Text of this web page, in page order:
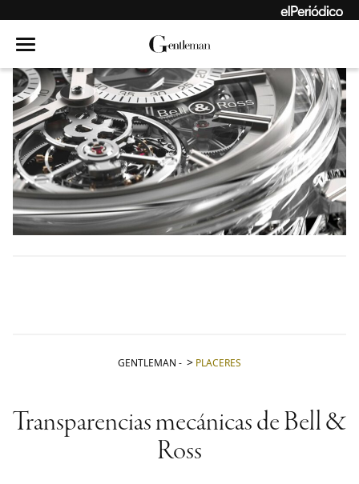
GENTLEMAN - PLACERES
Transparencias mecánicas de Bell &
Ross